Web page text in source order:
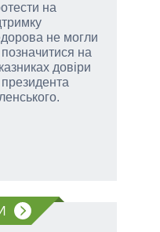
на
не могли
на
довіри